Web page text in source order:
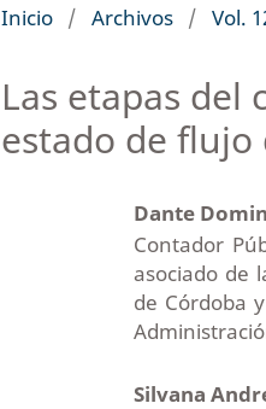
Inicio / Archivos / Vol.
Las etapas del
estado de flujo
Dante
Contador
asociado de
de Córdoba
Silvana